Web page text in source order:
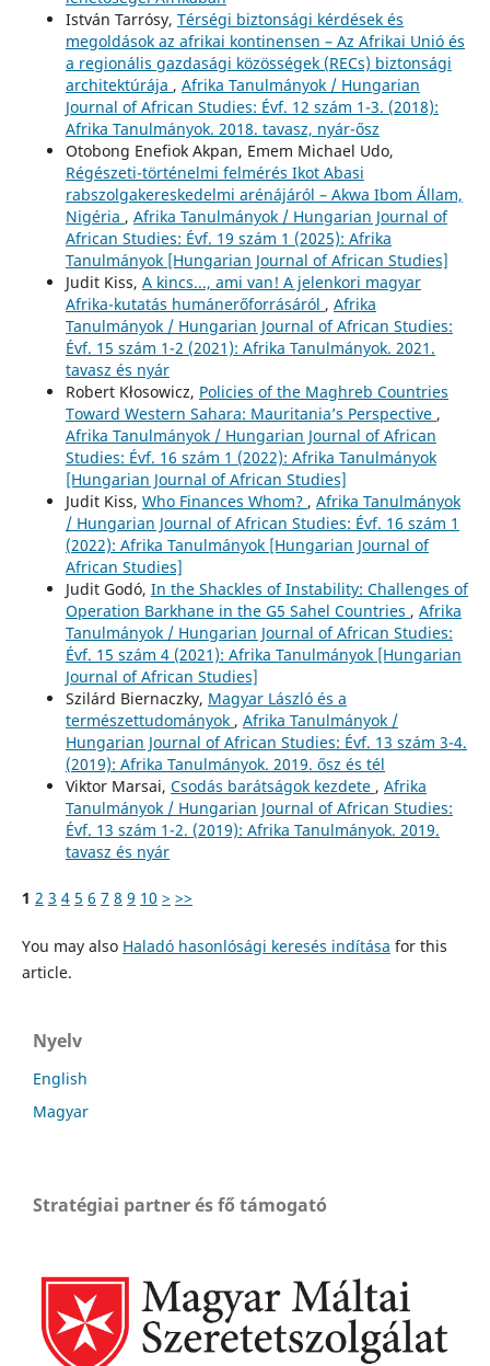
István Tarrósy, Térségi biztonsági kérdések és
megoldások az afrikai kontinensen – Az Afrikai Unió és
a regionális gazdasági közösségek (RECs) biztonsági
architektúrája , Afrika Tanulmányok / Hungarian
Journal of African Studies: Évf. 12 szám 1-3. (2018):
Afrika Tanulmányok. 2018. tavasz, nyár-ősz
Otobong Enefiok Akpan, Emem Michael Udo,
Régészeti-történelmi felmérés Ikot Abasi
rabszolgakereskedelmi arénájáról – Akwa Ibom Állam,
Nigéria , Afrika Tanulmányok / Hungarian Journal of
African Studies: Évf. 19 szám 1 (2025): Afrika
Tanulmányok [Hungarian Journal of African Studies]
Judit Kiss, A kincs..., ami van! A jelenkori magyar
Afrika-kutatás humánerőforrásáról , Afrika
Tanulmányok / Hungarian Journal of African Studies:
Évf. 15 szám 1-2 (2021): Afrika Tanulmányok. 2021.
tavasz és nyár
Robert Kłosowicz, Policies of the Maghreb Countries
Toward Western Sahara: Mauritania’s Perspective ,
Afrika Tanulmányok / Hungarian Journal of African
Studies: Évf. 16 szám 1 (2022): Afrika Tanulmányok
[Hungarian Journal of African Studies]
Judit Kiss, Who Finances Whom? , Afrika Tanulmányok
/ Hungarian Journal of African Studies: Évf. 16 szám 1
(2022): Afrika Tanulmányok [Hungarian Journal of
African Studies]
Judit Godó, In the Shackles of Instability: Challenges of
Operation Barkhane in the G5 Sahel Countries , Afrika
Tanulmányok / Hungarian Journal of African Studies:
Évf. 15 szám 4 (2021): Afrika Tanulmányok [Hungarian
Journal of African Studies]
Szilárd Biernaczky, Magyar László és a
természettudományok , Afrika Tanulmányok /
Hungarian Journal of African Studies: Évf. 13 szám 3-4.
(2019): Afrika Tanulmányok. 2019. ősz és tél
Viktor Marsai, Csodás barátságok kezdete , Afrika
Tanulmányok / Hungarian Journal of African Studies:
Évf. 13 szám 1-2. (2019): Afrika Tanulmányok. 2019.
tavasz és nyár
1 2 3 4 5 6 7 8 9 10 > >>
You may also Haladó hasonlósági keresés indítása for this
article.
Nyelv
English
Magyar
Stratégiai partner és fő támogató